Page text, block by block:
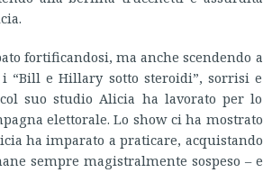
fortificandosi, ma anche scendendo a
“Bill e Hillary sotto steroidi”, sorrisi e
suo studio Alicia ha lavorato per lo
elettorale. Lo show ci ha mostrato
ha imparato a praticare, acquistando
sempre magistralmente sospeso – e